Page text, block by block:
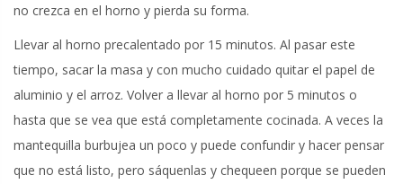
no crezca en el horno y pierda su forma.
Llevar al horno precalentado por 15 minutos. Al pasar este
tiempo, sacar la masa y con mucho cuidado quitar el papel de
aluminio y el arroz. Volver a llevar al horno por 5 minutos o
hasta que se vea que está completamente cocinada. A veces la
mantequilla burbujea un poco y puede confundir y hacer pensar
que no está listo, pero sáquenlas y chequeen porque se pueden